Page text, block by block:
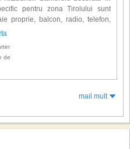
pentru zona Tirolului sunt
proprie, balcon, radio, telefon,
oferite la hotel: lift, receptie,
de
mail mult